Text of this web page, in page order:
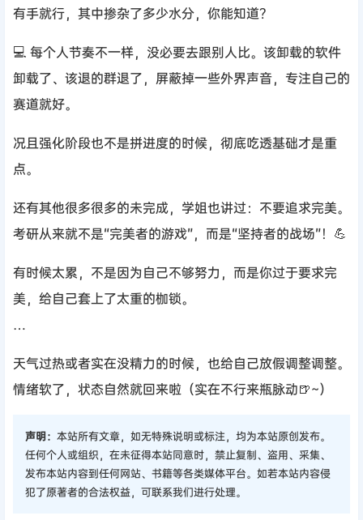
有手就行，其中掺杂了多少水分，你能知道？
💻 每个人节奏不一样，没必要去跟别人比。该卸载的软件
卸载了、该退的群退了，屏蔽掉一些外界声音，专注自己的
赛道就好。
况且强化阶段也不是拼进度的时候，彻底吃透基础才是重
点。
还有其他很多很多的未完成，学姐也讲过：不要追求完美。
考研从来就不是“完美者的游戏”，而是“坚持者的战场”！💪
有时候太累，不是因为自己不够努力，而是你过于要求完
美，给自己套上了太重的枷锁。
…
天气过热或者实在没精力的时候，也给自己放假调整调整。
情绪软了，状态自然就回来啦（实在不行来瓶脉动🍺~）
声明： 本站所有文章，如无特殊说明或标注，均为本站原创发布。
任何个人或组织，在未征得本站同意时，禁止复制、盗用、采集、
发布本站内容到任何网站、书籍等各类媒体平台。如若本站内容侵
犯了原著者的合法权益，可联系我们进行处理。